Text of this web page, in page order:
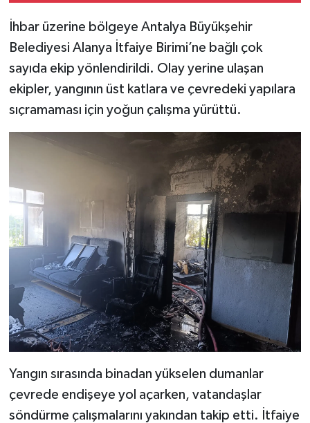
İhbar üzerine bölgeye Antalya Büyükşehir
Belediyesi Alanya İtfaiye Birimi’ne bağlı çok
sayıda ekip yönlendirildi. Olay yerine ulaşan
ekipler, yangının üst katlara ve çevredeki yapılara
sıçramaması için yoğun çalışma yürüttü.
Yangın sırasında binadan yükselen dumanlar
çevrede endişeye yol açarken, vatandaşlar
söndürme çalışmalarını yakından takip etti. İtfaiye